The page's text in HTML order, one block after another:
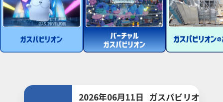
2026年06月11日 ガスパビリオン外